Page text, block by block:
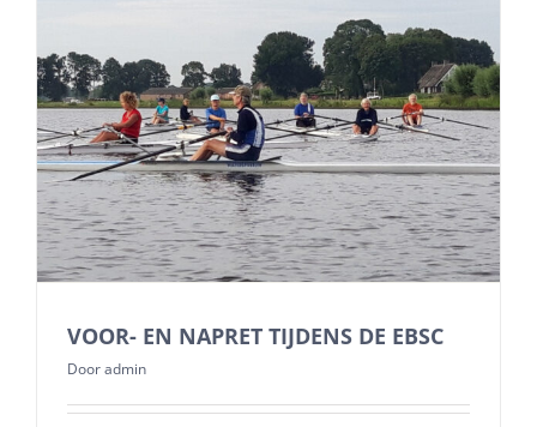
VOOR- EN NAPRET TIJDENS DE EBSC
Dooradmin